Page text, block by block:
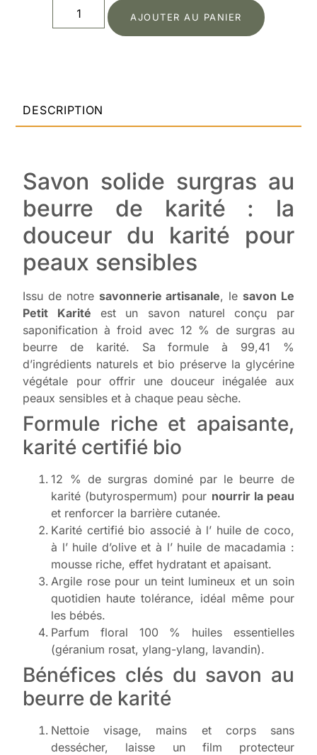
AJOUTER AU PANIER
DESCRIPTION
Savon solide surgras au
beurre de karité : la
douceur du karité pour
peaux sensibles
Issu de notre savonnerie artisanale, le savon Le
Petit Karité est un savon naturel conçu par
saponification à froid avec 12 % de surgras au
beurre de karité. Sa formule à 99,41 %
d’ingrédients naturels et bio préserve la glycérine
végétale pour offrir une douceur inégalée aux
peaux sensibles et à chaque peau sèche.
Formule riche et apaisante,
karité certifié bio
12 % de surgras dominé par le beurre de
karité (butyrospermum) pour nourrir la peau
et renforcer la barrière cutanée.
Karité certifié bio associé à l’ huile de coco,
à l’ huile d’olive et à l’ huile de macadamia :
mousse riche, effet hydratant et apaisant.
Argile rose pour un teint lumineux et un soin
quotidien haute tolérance, idéal même pour
les bébés.
Parfum floral 100 % huiles essentielles
(géranium rosat, ylang-ylang, lavandin).
Bénéfices clés du savon au
beurre de karité
Nettoie visage, mains et corps sans
dessécher, laisse un film protecteur